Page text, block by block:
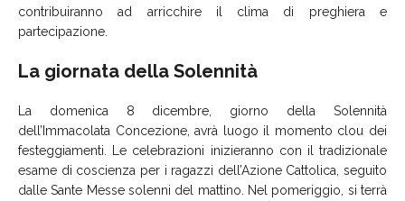
contribuiranno ad arricchire il clima di preghiera e
partecipazione.
La giornata della Solennità
La domenica 8 dicembre, giorno della Solennità
dell’Immacolata Concezione, avrà luogo il momento clou dei
festeggiamenti. Le celebrazioni inizieranno con il tradizionale
esame di coscienza per i ragazzi dell’Azione Cattolica, seguito
dalle Sante Messe solenni del mattino. Nel pomeriggio, si terrà